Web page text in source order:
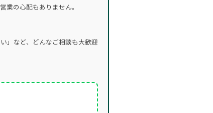
業の心配もありません。
」など、どんなご相談も大歓迎